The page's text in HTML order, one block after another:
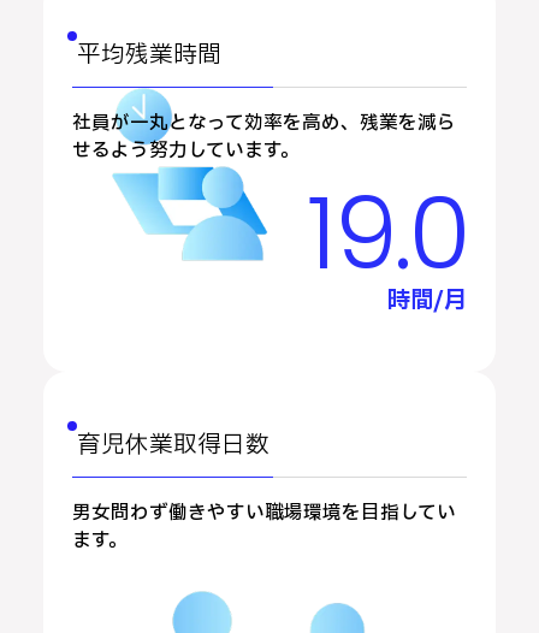
平均残業時間
社員が一丸となって効率を高め、残業を減ら
せるよう努力しています。
19.0
時間/月
育児休業取得日数
男女問わず働きやすい職場環境を目指してい
ます。